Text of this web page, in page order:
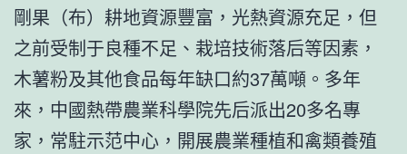
剛果（布）耕地資源豐富，光熱資源充足，但
之前受制于良種不足、栽培技術落后等因素，
木薯粉及其他食品每年缺口約37萬噸。多年
來，中國熱帶農業科學院先后派出20多名專
家，常駐示范中心，開展農業種植和禽類養殖